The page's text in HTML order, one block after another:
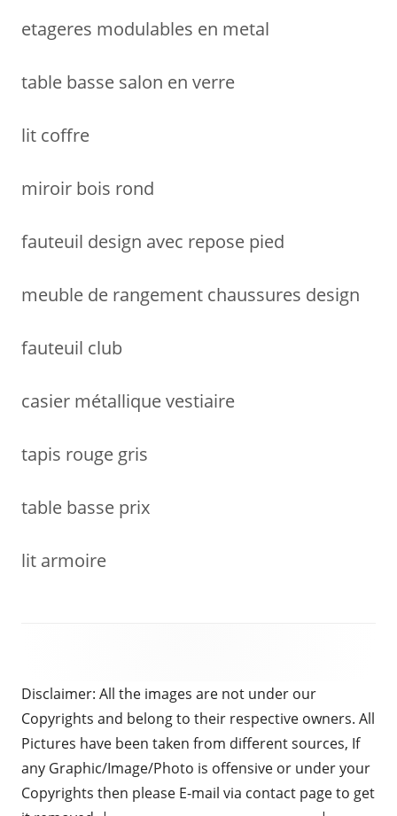
etageres modulables en metal
table basse salon en verre
lit coffre
miroir bois rond
fauteuil design avec repose pied
meuble de rangement chaussures design
fauteuil club
casier métallique vestiaire
tapis rouge gris
table basse prix
lit armoire
Disclaimer: All the images are not under our
Copyrights and belong to their respective owners. All
Pictures have been taken from different sources, If
any Graphic/Image/Photo is offensive or under your
Copyrights then please E-mail via contact page to get